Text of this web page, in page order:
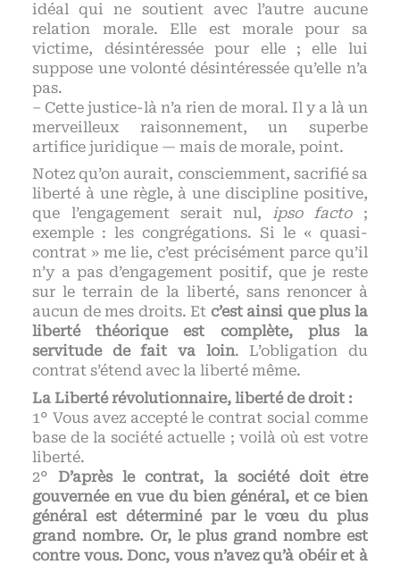
idéal qui ne soutient avec l’autre aucune
relation morale. Elle est morale pour sa
victime, désintéressée pour elle ; elle lui
suppose une volonté désintéressée qu’elle n’a
pas.
– Cette justice-là n’a rien de moral. Il y a là un
merveilleux raisonnement, un superbe
artifice juridique — mais de morale, point.
Notez qu’on aurait, consciemment, sacrifié sa
liberté à une règle, à une discipline positive,
que l’engagement serait nul, ipso facto;
exemple : les congrégations. Si le « quasi-
contrat » me lie, c’est précisément parce qu’il
n’y a pas d’engagement positif, que je reste
sur le terrain de la liberté, sans renoncer à
aucun de mes droits. Et c’est ainsi que plus la
liberté théorique est complète, plus la
servitude de fait va loin. L’obligation du
contrat s’étend avec la liberté même.
La Liberté révolutionnaire, liberté de droit :
1° Vous avez accepté le contrat social comme
base de la société actuelle ; voilà où est votre
liberté.
2° D’après le contrat, la société doit être
gouvernée en vue du bien général, et ce bien
général est déterminé par le vœu du plus
grand nombre. Or, le plus grand nombre est
contre vous. Donc, vous n’avez qu’à obéir et à